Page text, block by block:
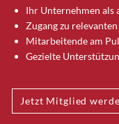
Chur
Crissier
Dierikon
Dietikon
Ihr Unternehmen als
Zugang zu
Mitarbeitende am
Gezielte
Jetzt Mitglied